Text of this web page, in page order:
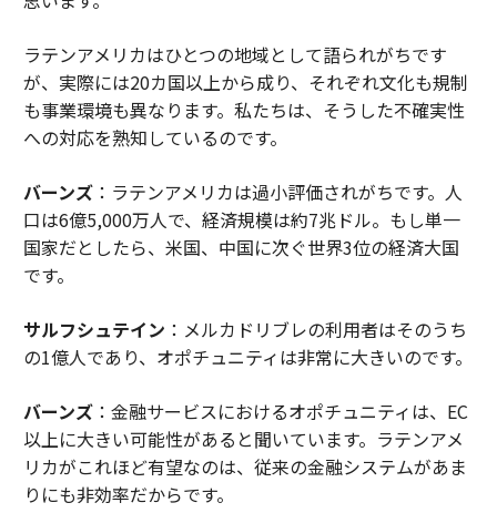
ラテンアメリカはひとつの地域として語られがちです
が、実際には20カ国以上から成り、それぞれ文化も規制
も事業環境も異なります。私たちは、そうした不確実性
への対応を熟知しているのです。
バーンズ：ラテンアメリカは過小評価されがちです。人
口は6億5,000万人で、経済規模は約7兆ドル。もし単一
国家だとしたら、米国、中国に次ぐ世界3位の経済大国
です。
サルフシュテイン ：メルカドリブレの利用者はそのうち
の1億人であり、オポチュニティは非常に大きいのです。
バーンズ：金融サービスにおけるオポチュニティは、EC
以上に大きい可能性があると聞いています。ラテンアメ
リカがこれほど有望なのは、従来の金融システムがあま
りにも非効率だからです。